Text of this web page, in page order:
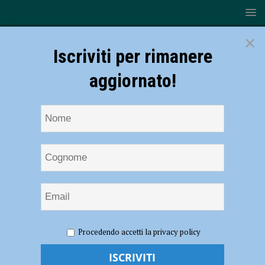
Martino, successo per il torneo di volley al femminile: “Bello
consolidare lo spirito di gruppo”
×
Iscriviti per rimanere
aggiornato!
Procedendo accetti la privacy policy